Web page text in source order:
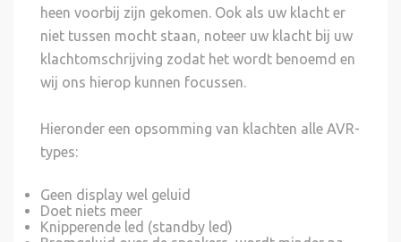
heen voorbij zijn gekomen. Ook als uw klacht er
niet tussen mocht staan, noteer uw klacht bij uw
klachtomschrijving zodat het wordt benoemd en
wij ons hierop kunnen focussen.
Hieronder een opsomming van klachten alle AVR-
types:
Geen display wel geluid
Doet niets meer
Knipperende led (standby led)